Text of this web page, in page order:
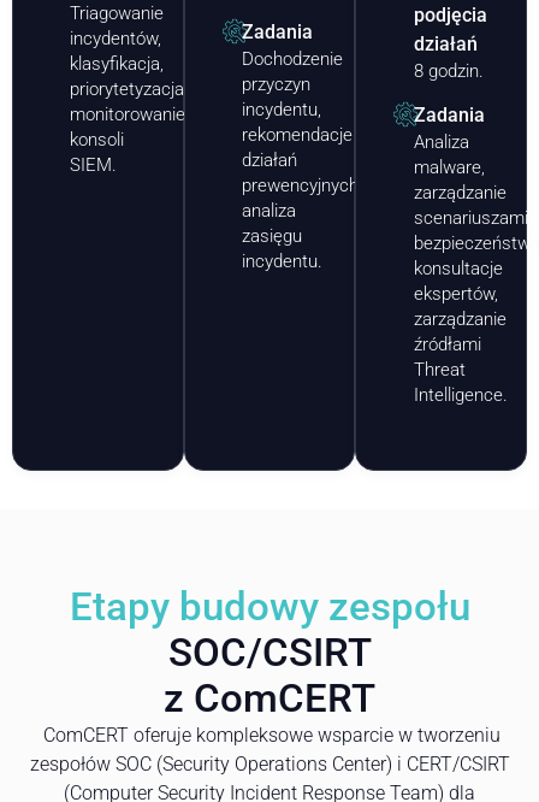
Triagowanie
incydentów,
klasyfikacja,
priorytetyzacja,
monitorowanie
konsoli
SIEM.
Zadania
Dochodzenie
przyczyn
incydentu,
rekomendacje
działań
prewencyjnych,
analiza
zasięgu
incydentu.
podjęcia
działań
8 godzin.
Zadania
Analiza
malware,
zarządzanie
scenariuszami
konsultacje
ekspertów,
zarządzanie
źródłami
Threat
Intelligence.
Etapy budowy zespołu
SOC/CSIRT
z ComCERT
ComCERT oferuje kompleksowe wsparcie w tworzeniu
zespołów SOC (Security Operations Center) i CERT/CSIRT
(Computer Security Incident Response Team) dla